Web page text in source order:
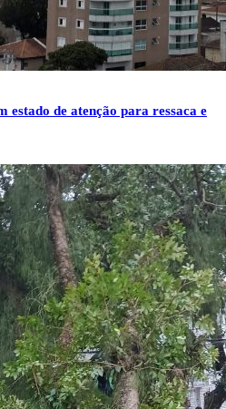
estado de atenção para ressaca e